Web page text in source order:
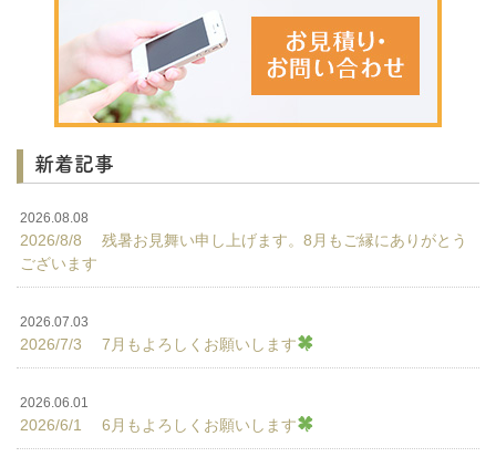
新着記事
2026.08.08
2026/8/8 残暑お見舞い申し上げます。8月もご縁にありがとう
ございます
2026.07.03
2026/7/3 7月もよろしくお願いします
2026.06.01
2026/6/1 6月もよろしくお願いします